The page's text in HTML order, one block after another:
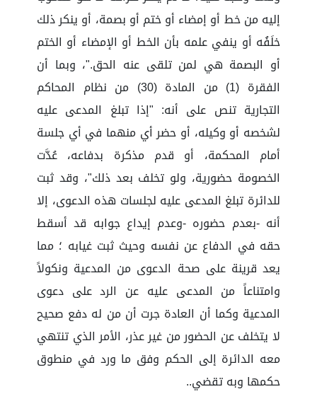
إليه من خط أو إمضاء أو ختم أو بصمة، أو ينكر ذلك
خلَفُه أو ينفي علمه بأن الخط أو الإمضاء أو الختم
أو البصمة هي لمن تلقى عنه الحق."، وبما أن
الفقرة (1) من المادة (30) من نظام المحاكم
التجارية تنص على أنه: "إذا تبلغ المدعى عليه
لشخصه أو وكيله، أو حضر أي منهما في أي جلسة
أمام المحكمة، أو قدم مذكرة بدفاعه، عُدَّت
الخصومة حضورية، ولو تخلف بعد ذلك"، وقد ثبت
للدائرة تبلغ المدعى عليه لجلسات هذه الدعوى، إلا
أنه -بعدم حضوره -وعدم إيداع جوابه قد أسقط
حقه في الدفاع عن نفسه وحيث ثبت غيابه ؛ مما
يعد قرينة على صحة الدعوى من المدعية ونكولاً
وامتناعاً من المدعى عليه عن الرد على دعوى
المدعية وكما أن العادة جرت أن من له دفع صحيح
لا يتخلف عن الحضور من غير عذر، الأمر الذي تنتهي
معه الدائرة إلى الحكم وفق ما ورد في منطوق
حكمها وبه تقضي..